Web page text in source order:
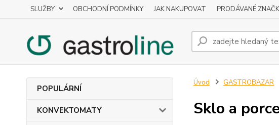
SLUŽBY OBCHODNÍ PODMÍNKY JAK NAKUPOVAT PRODÁVANÉ
POPULÁRNÍ
KONVEKTOMATY
Úvod GASTROBAZAR
Sklo a